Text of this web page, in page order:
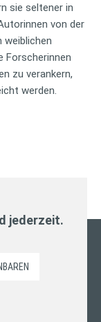
sie seltener in
von der
weiblichen
Forscherinnen
zu verankern,
werden.
jederzeit.